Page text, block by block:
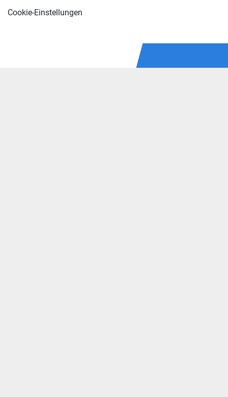
Cookie-Einstellungen